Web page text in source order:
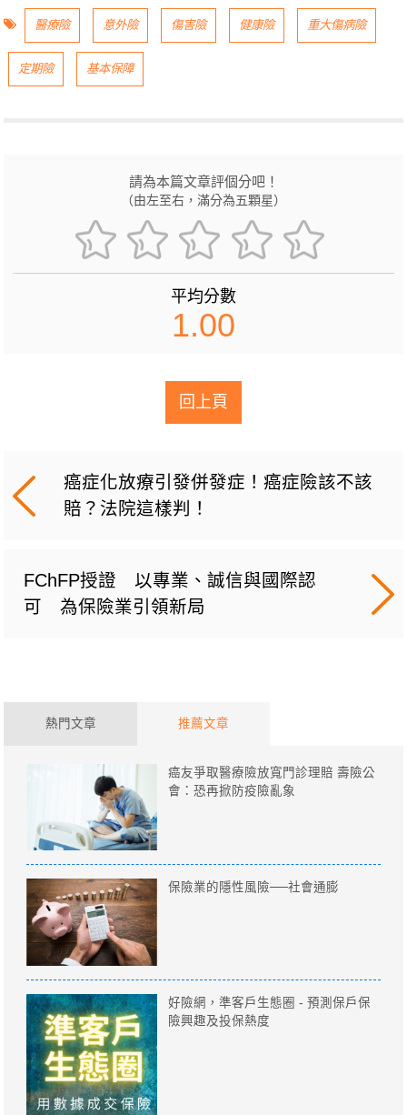
醫療險 意外險 傷害險 健康險 重大傷病險
定期險 基本保障
請為本篇文章評個分吧！
（由左至右，滿分為五顆星）
平均分數
1.00
回上頁
癌症化放療引發併發症！癌症險該不該
賠？法院這樣判！
FChFP授證 以專業、誠信與國際認
可 為保險業引領新局
熱門文章 推薦文章
癌友爭取醫療險放寬門診理賠 壽險公
會：恐再掀防疫險亂象
保險業的隱性風險──社會通膨
好險網，準客戶生態圈 - 預測保戶保
險興趣及投保熱度